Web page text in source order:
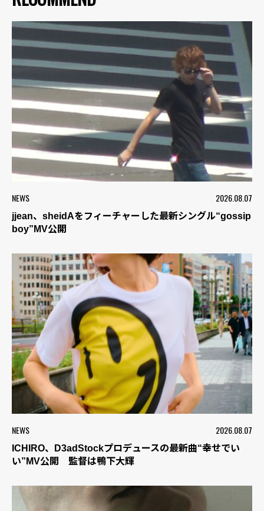
NEWS 2026.08.07
jjean、sheidAをフィーチャーした最新シングル“gossip
boy”MV公開
NEWS 2026.08.07
ICHIRO、D3adStockプロデュースの最新曲“幸せでい
い”MV公開 監督は鴨下大輝